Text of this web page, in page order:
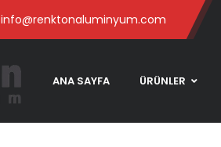
info@renktonaluminyum.com
ANA SAYFA ÜRÜNLER